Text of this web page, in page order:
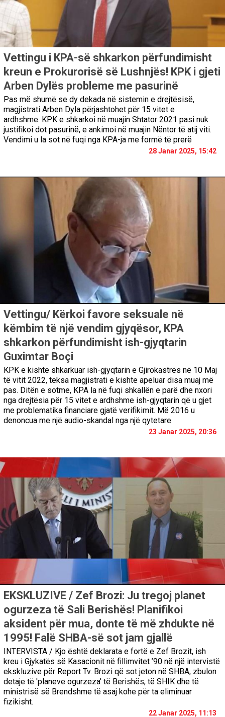
Vettingu i KPA-së shkarkon përfundimisht
kreun e Prokurorisë së Lushnjës! KPK i gjeti
Arben Dylës probleme me pasurinë
Pas më shumë se dy dekada në sistemin e drejtësisë,
magjistrati Arben Dyla përjashtohet për 15 vitet e
ardhshme. KPK e shkarkoi në muajin Shtator 2021 pasi nuk
justifikoi dot pasurinë, e ankimoi në muajin Nëntor të atij viti.
Vendimi u la sot në fuqi nga KPA-ja me formë të prerë
28 Janar 2025, 15:42
Vettingu/ Kërkoi favore seksuale në
këmbim të një vendim gjyqësor, KPA
shkarkon përfundimisht ish-gjyqtarin
Guximtar Boçi
KPK e kishte shkarkuar ish-gjyqtarin e Gjirokastrës në 10 Maj
të vitit 2022, teksa magjistrati e kishte apeluar disa muaj më
pas. Ditën e sotme, KPA la në fuqi shkallën e parë dhe nxori
nga drejtësia për 15 vitet e ardhshme ish-gjyqtarin që u gjet
me problematika financiare gjatë verifikimit. Më 2016 u
denoncua me një audio-skandal nga një qytetare
23 Janar 2025, 20:36
EKSKLUZIVE / Zef Brozi: Ju tregoj planet
ogurzeza të Sali Berishës! Planifikoi
aksident për mua, donte të më zhdukte në
1995! Falë SHBA-së sot jam gjallë
INTERVISTA / Kjo është deklarata e fortë e Zef Brozit, ish
kreu i Gjykatës së Kasacionit në fillimvitet ’90 në një intervistë
ekskluzive për Report Tv. Brozi që sot jeton në SHBA, zbulon
detaje të 'planeve ogurzeza' të Berishës, të SHIK dhe të
ministrisë së Brendshme të asaj kohe për ta eliminuar
fizikisht.
22 Janar 2025, 11:13